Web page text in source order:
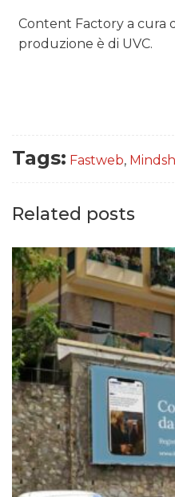
Content Factory a cura
produzione è di UVC.
Tags: Fastweb,
Related posts